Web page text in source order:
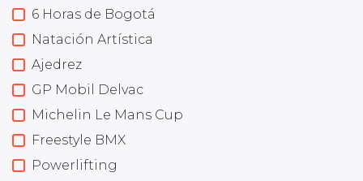
6 Horas de Bogotá
Natación Artística
Ajedrez
GP Mobil Delvac
Michelin Le Mans Cup
Freestyle BMX
Powerlifting